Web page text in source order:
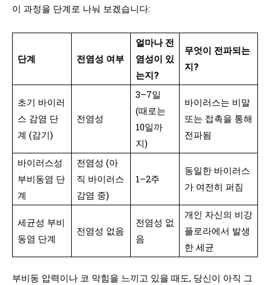
이 과정을 단계로 나눠 보겠습니다:
단계 전염성 여부
얼마나 전
염성이 있
는지?
무엇이 전파되는
지?
초기 바이러
스 감염 단
계 (감기)
전염성
3–7일
(때로는
10일까
지)
바이러스는 비말
또는 접촉을 통해
전파됨
바이러스성
부비동염 단
계
전염성 (아
직 바이러스
감염 중)
1–2주
동일한 바이러스
가 여전히 퍼짐
세균성 부비
동염 단계
전염성 없음
전염성 없
음
개인 자신의 비강
플로라에서 발생
한 세균
부비동 압력이나 코 막힘을 느끼고 있을 때도, 당신이 아직 그